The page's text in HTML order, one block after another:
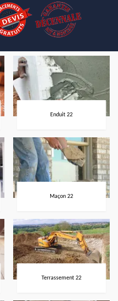
Enduit 22
Maçon 22
Terrassement 22